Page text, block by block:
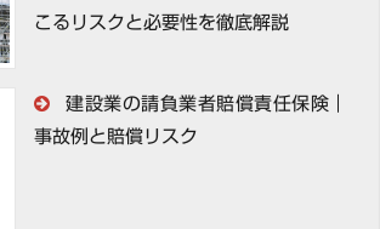
こるリスクと必要性を徹底解説
建設業の請負業者賠償責任保険｜
事故例と賠償リスク